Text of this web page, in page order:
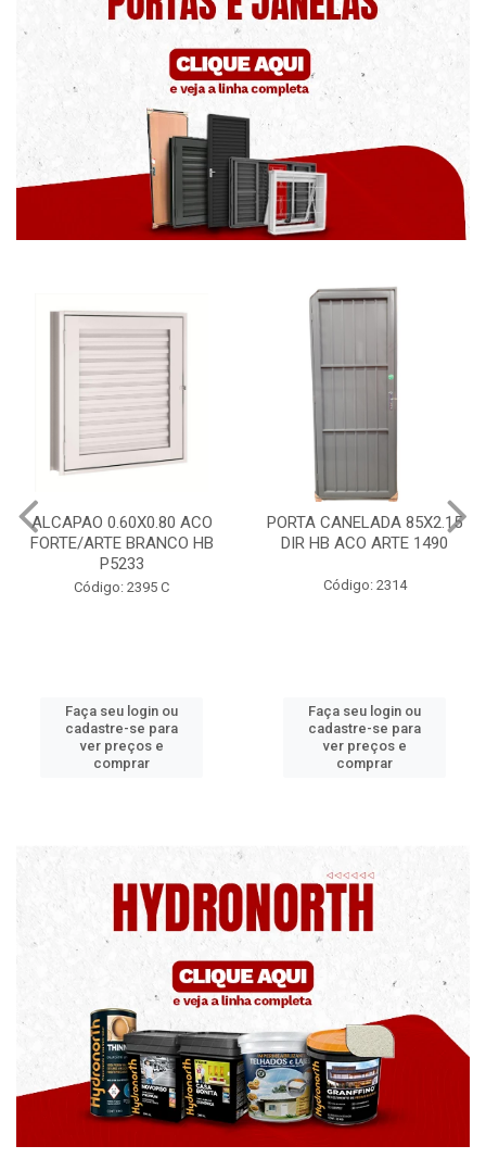
PORTA CANELADA 85X2.15
DIR HB ACO ARTE 1490
Código: 2314
Faça seu login ou
cadastre-se para
ver preços e
comprar
PORTA LAMINADA
DIR POP/MIX HB
Código: 2340
Faça seu login ou
cadastre-se para
ver preços e
comprar